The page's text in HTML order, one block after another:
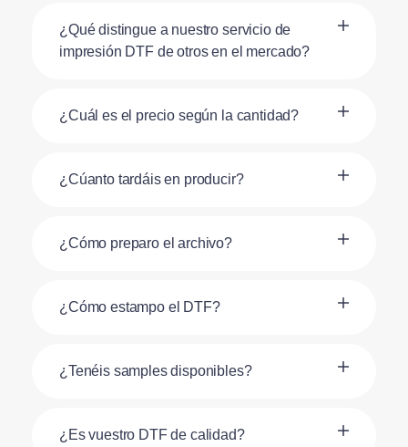
¿Qué distingue a nuestro servicio de
impresión DTF de otros en el mercado?
¿Cuál es el precio según la cantidad?
¿Cúanto tardáis en producir?
¿Cómo preparo el archivo?
¿Cómo estampo el DTF?
¿Tenéis samples disponibles?
¿Es vuestro DTF de calidad?